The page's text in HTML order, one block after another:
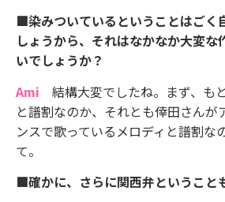
■染みついているということはごく
しょうから、それはなかなか大変な
いでしょうか？
Ami 結構大変でしたね。まず、も
と譜割なのか、それとも倖田さんが
ンスで歌っているメロディと譜割な
て。
■確かに、さらに関西弁ということ